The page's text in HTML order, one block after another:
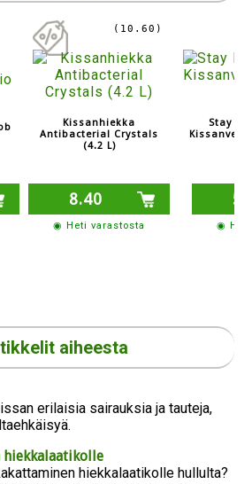
(10.60)
Kissanhiekka
Antibacterial Crystals
(4.2 L)
8.40
◉ Heti varastosta
Stay
◉ Heti
aiheesta
erilaisia sairauksia ja tauteja,
hiekkalaatikolle
hiekkalaatikolle hullulta?